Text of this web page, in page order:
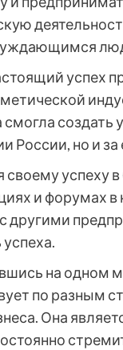
успех
смогла
России, но и
своему успеху
и форумах в
другими
успеха.
на одном
по разным
Она